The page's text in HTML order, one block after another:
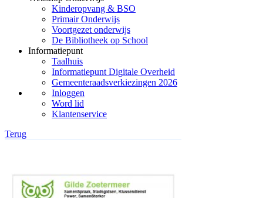
Kinderopvang & BSO
Primair Onderwijs
Voortgezet onderwijs
De Bibliotheek op School
Informatiepunt
Taalhuis
Informatiepunt Digitale Overheid
Gemeenteraadsverkiezingen 2026
Inloggen
Word lid
Klantenservice
Terug